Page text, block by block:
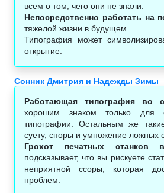
всем о том, чего они не знали.
Непосредственно работать на
тяжелой жизни в будущем.
Типография может
открытие.
Сонник Дмитрия и Надежды Зимы
Работающая типография во
хорошим знаком только для
типографии. Остальным же
суету, споры и умножение ложных
Грохот печатных станков
подсказывает, что вы рискуете
неприятной ссоры, которая
проблем.